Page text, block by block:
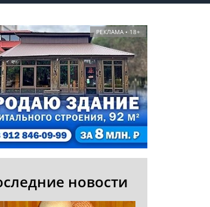
РЕКЛАМА • 18+
новости